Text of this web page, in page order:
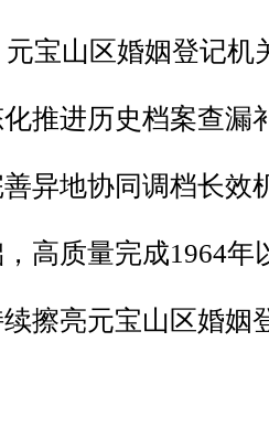
宝山区婚姻登记机
推进历史档案查漏
异地协同调档长效
高质量完成1964年
擦亮元宝山区婚姻